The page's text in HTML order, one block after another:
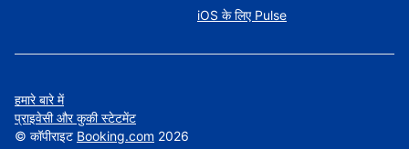
iOS के लिए Pulse
हमारे बारे में
प्राइवेसी और कुकी स्टेटमेंट
© कॉपीराइट Booking.com 2026